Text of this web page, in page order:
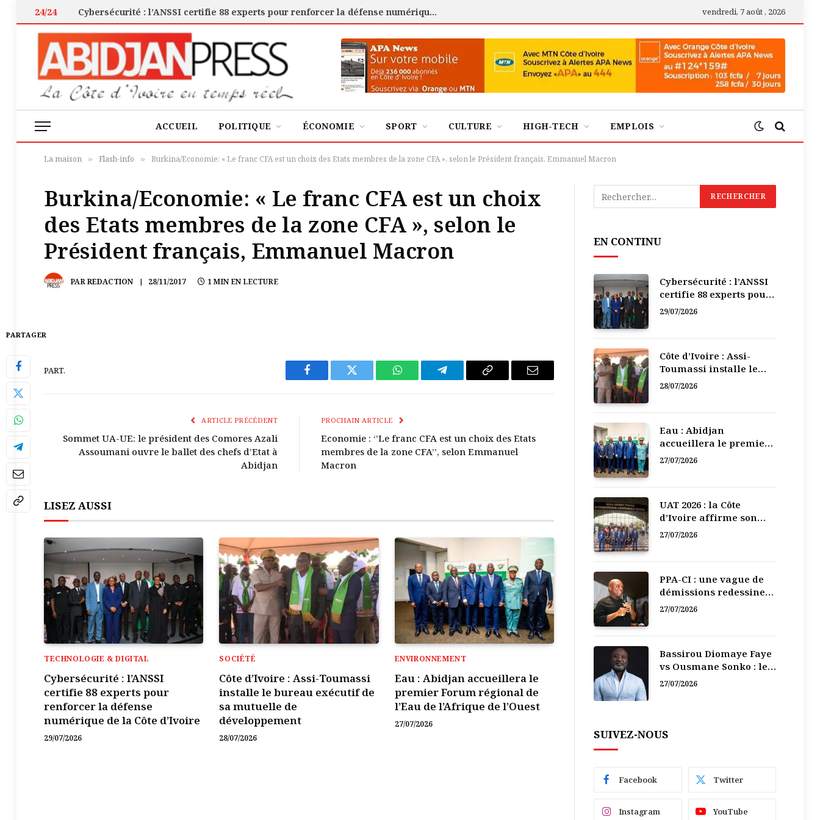
24/24 Cybersécurité : l’ANSSI certifie 88 experts pour renforcer la défense numérique de la Côte d’Ivoire vendredi, 7 août , 2026
ACCUEIL POLITIQUE ÉCONOMIE SPORT CULTURE HIGH-TECH EMPLOIS
La maison » Flash-info » Burkina/Economie: « Le franc CFA est un choix des Etats membres de la zone CFA », selon le Président français, Emmanuel Macron
Burkina/Economie: « Le franc CFA est un choix
des Etats membres de la zone CFA », selon le
Président français, Emmanuel Macron
PARREDACTION 28/11/2017 1 MIN EN LECTURE
PARTAGER
PART.
Facebook Twitter WhatsAppTélégrammeCopier
E-
ARTICLE PRÉCÉDENT
Sommet UA-UE: le président des Comores Azali
Assoumani ouvre le ballet des chefs d’Etat à
Abidjan
PROCHAIN ARTICLE
Economie : ‘’Le franc CFA est un choix des Etats
membres de la zone CFA’’, selon Emmanuel
Macron
LISEZ AUSSI
TECHNOLOGIE & DIGITAL
Cybersécurité : l’ANSSI
certifie 88 experts pour
renforcer la défense
numérique de la Côte d’Ivoire
29/07/2026
SOCIÉTÉ
Côte d’Ivoire : Assi-Toumassi
installe le bureau exécutif de
sa mutuelle de
développement
28/07/2026
ENVIRONNEMENT
Eau : Abidjan accueillera le
premier Forum régional de
l’Eau de l’Afrique de l’Ouest
27/07/2026
EN CONTINU
Cybersécurité : l’ANSSI
certifie 88 experts pour
renforcer la défense
29/07/2026
Côte d’Ivoire : Assi-
Toumassi installe le
bureau exécutif de sa
28/07/2026
Eau : Abidjan
accueillera le premier
Forum régional de
27/07/2026
UAT 2026 : la Côte
d’Ivoire affirme son
leadership numérique
27/07/2026
PPA-CI : une vague de
démissions redessine
la recomposition
27/07/2026
Bassirou Diomaye Faye
vs Ousmane Sonko : le
vacarme du pouvoir ne
27/07/2026
SUIVEZ-NOUS
Facebook Twitter
Instagram YouTube